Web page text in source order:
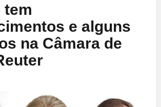
tem
e alguns
na Câmara de